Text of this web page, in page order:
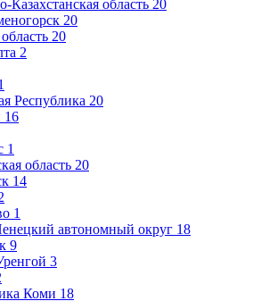
Казахстанская область 20
20
20
2
Республика 20
16
1
область 20
14
1
автономный округ 18
9
3
Коми 18